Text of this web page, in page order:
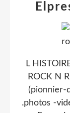
L
ROCK N
(pionnier-
.photos -